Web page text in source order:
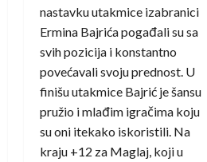
nastavku utakmice izabranici
Ermina Bajrića pogađali su sa
svih pozicija i konstantno
povećavali svoju prednost. U
finišu utakmice Bajrić je šansu
pružio i mlađim igračima koju
su oni itekako iskoristili. Na
kraju +12 za Maglaj, koji u